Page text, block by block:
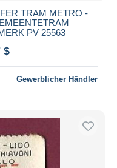
TRAM METRO -
PV 25563
$
Gewerblicher Händler